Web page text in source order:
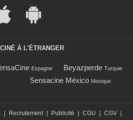
À L'ÉTRANGER
Espagne Beyazperde Turquie
Sensacine México Mexique
Recrutement Publicité CGU CGV